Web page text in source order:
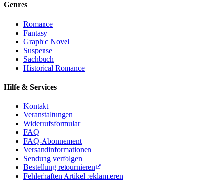
Genres
Romance
Fantasy
Graphic Novel
Suspense
Sachbuch
Historical Romance
Hilfe & Services
Kontakt
Veranstaltungen
Widerrufsformular
FAQ
FAQ-Abonnement
Versandinformationen
Sendung verfolgen
Bestellung retournieren
Fehlerhaften Artikel reklamieren